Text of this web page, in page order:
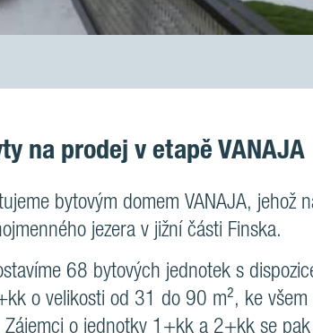
na prodej v etapě VANAJA
bytovým domem VANAJA, jehož
jezera v jižní části Finska.
68 bytových jednotek s
o velikosti od 31 do 90 m², ke všem
o jednotky 1+kk a 2+kk se